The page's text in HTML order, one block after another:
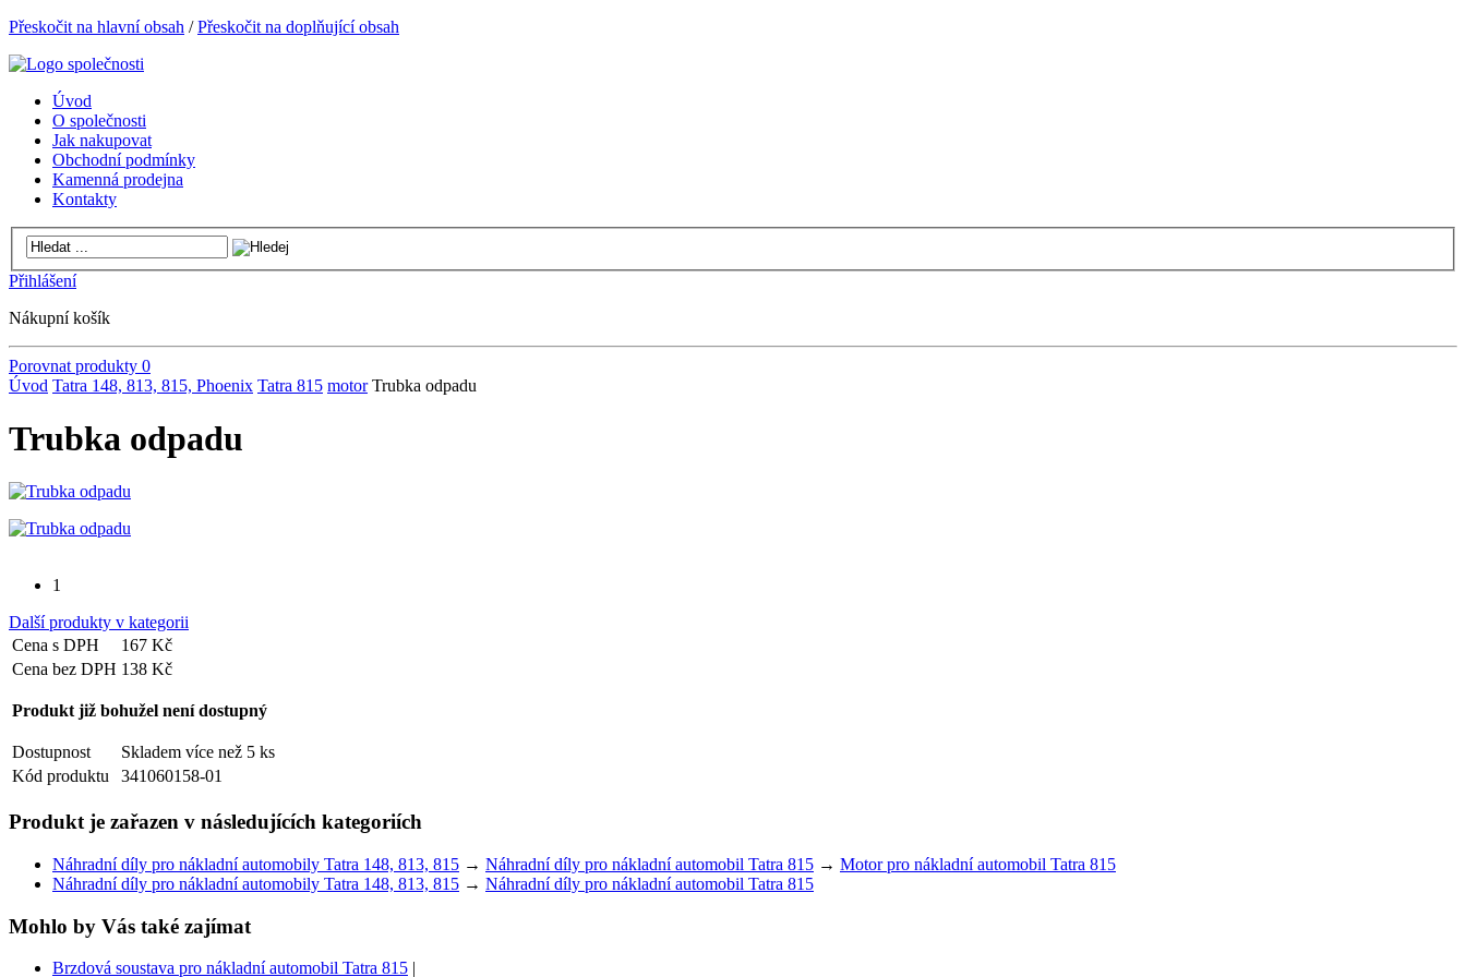
Přeskočit na hlavní obsah /Přeskočit na doplňující obsah
Úvod
O společnosti
Jak nakupovat
Obchodní podmínky
Kamenná prodejna
Kontakty
Přihlášení
Nákupní košík
Porovnat produkty 0
Úvod Tatra 148, 813, 815, Phoenix Tatra 815 motor Trubka odpadu
Trubka odpadu
1
Další produkty v kategorii
Cena s DPH
167 Kč
Cena bez DPH 138 Kč
Produkt již bohužel není dostupný
Dostupnost
Skladem více než 5 ks
Kód produktu
341060158-01
Produkt je zařazen v následujících kategoriích
Náhradní díly pro nákladní automobily Tatra 148, 813, 815 → Náhradní díly pro nákladní automobil Tatra 815 → Motor pro nákladní automobil Tatra 815
Náhradní díly pro nákladní automobily Tatra 148, 813, 815 → Náhradní díly pro nákladní automobil Tatra 815
Mohlo by Vás také zajímat
Brzdová soustava pro nákladní automobil Tatra 815 |